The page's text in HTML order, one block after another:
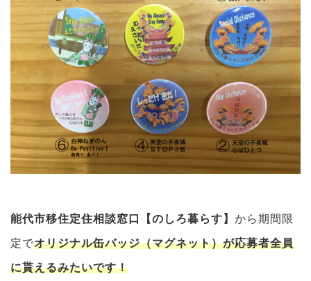
能代市移住定住相談窓口【のしろ暮らす】 から期間限
定でオリジナル缶バッジ（マグネット）が応募者全員
に貰えるみたいです！